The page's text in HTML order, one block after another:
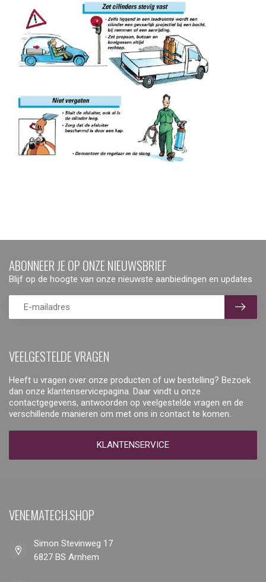
VEELGESTELDE VRAGEN
Heeft u vragen over onze producten of uw bestelling? Bezoek
dan onze klantenservicepagina. Daar vindt u onze
contactgegevens, antwoorden op veelgestelde vragen en de
verschillende manieren om met ons in contact te komen.
KLANTENSERVICE
ABONNEER JE OP ONZE NIEUWSBRIEF
Blijf op de hoogte van onze nieuwste aanbiedingen en updates
VENEMATECH.SHOP
Simon Stevinweg 17
6827 BS Arnhem